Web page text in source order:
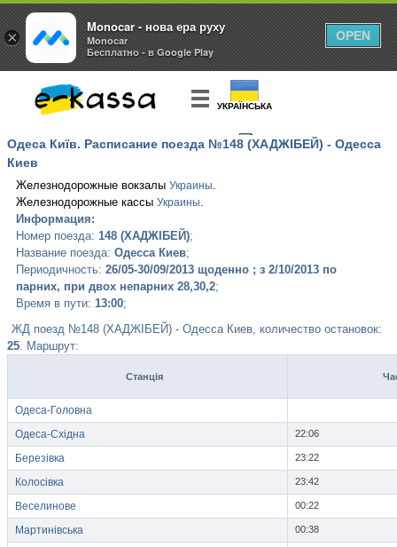
УКРАЇНСЬКА
Одеса Київ. Расписание поезда №148 (ХАДЖІБЕЙ) - Одесса
Киев
Железнодорожные вокзалы Украины.
Железнодорожные кассы Украины.
Информация:
Номер поезда: 148 (ХАДЖІБЕЙ);
Название поезда: Одесса Киев;
Периодичность: 26/05-30/09/2013 щоденно ; з 2/10/2013 по
парних, при двох непарних 28,30,2;
Время в пути: 13:00;
ЖД поезд №148 (ХАДЖІБЕЙ) - Одесса Киев, количество остановок:
25. Маршрут:
Станція
Одеса-Головна
Одеса-Східна
22:06
Березівка 23:22
Колосівка 23:42
Веселинове 00:22
Мартинівська 00:38
×
Monocar - нова ера руху
Monocar
Бесплатно - в Google Play
OPEN